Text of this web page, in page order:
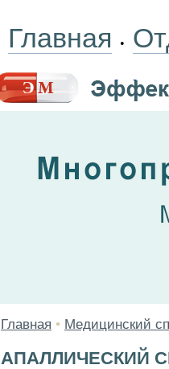
Главная •
Главная • Медицинский
АПАЛЛИЧЕСКИЙ